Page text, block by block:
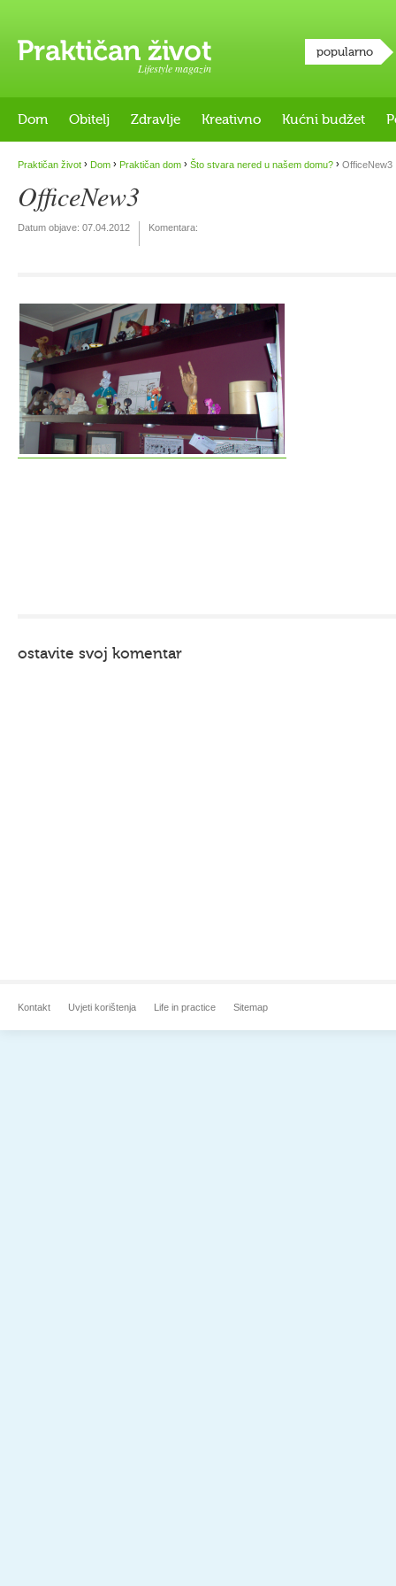
Lifestyle magazin
popularno
Dom Obitelj Zdravlje Kreativno Kućni budžet
Praktičan život › Dom › Praktičan dom › Što stvara nered u našem domu? › OfficeNew3
OfficeNew3
Datum objave: 07.04.2012 Komentara:
ostavite svoj komentar
Kontakt Uvjeti korištenja Life in practice Sitemap